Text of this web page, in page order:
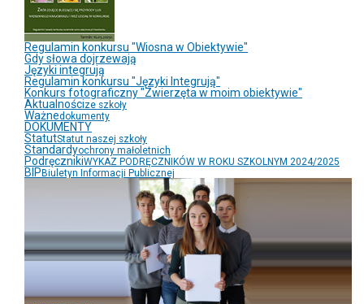
Regulamin konkursu "Wiosna w Obiektywie"
Gdy słowa dojrzewają
Języki integrują
Regulamin konkursu "Języki Integrują"
Konkurs fotograficzny "Zwierzęta w moim obiektywie"
Aktualnościze szkoły
Ważnedokumenty
DOKUMENTY
StatutStatut naszej szkoły
Standardyochrony małoletnich
PodręcznikiWYKAZ PODRĘCZNIKÓW W ROKU SZKOLNYM 2024/2025
BIPBiuletyn Informacji Publicznej